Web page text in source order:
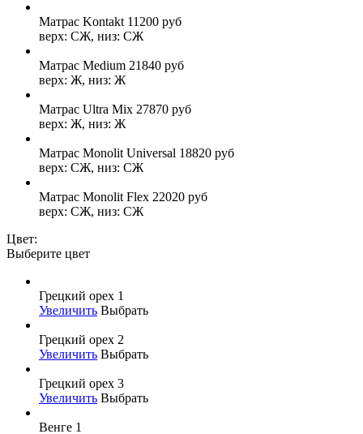
Матрас Kontakt 11200 руб
верх: СЖ, низ: СЖ
Матрас Medium 21840 руб
верх: Ж, низ: Ж
Матрас Ultra Mix 27870 руб
верх: Ж, низ: Ж
Матрас Monolit Universal 18820 руб
верх: СЖ, низ: СЖ
Матрас Monolit Flex 22020 руб
верх: СЖ, низ: СЖ
Цвет:
Выберите цвет
Грецкий орех 1
Увеличить Выбрать
Грецкий орех 2
Увеличить Выбрать
Грецкий орех 3
Увеличить Выбрать
Венге 1